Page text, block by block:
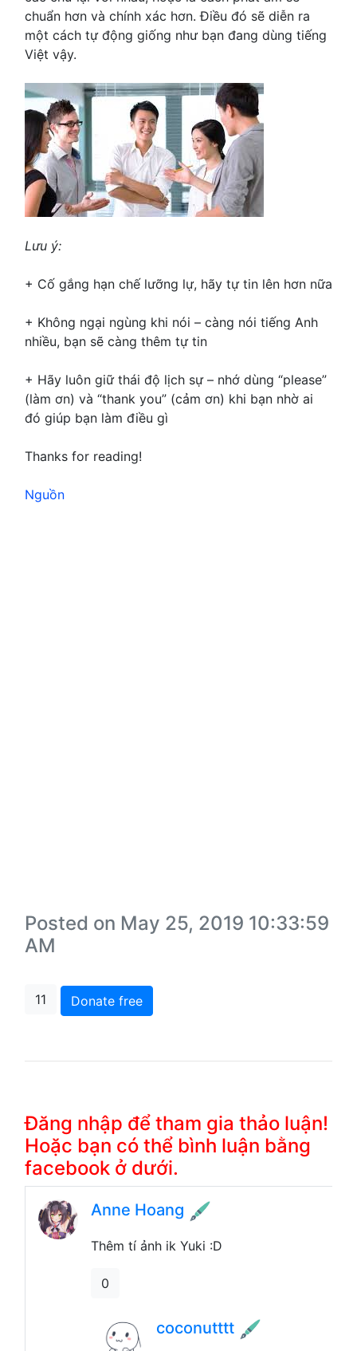
chuẩn hơn và chính xác hơn. Điều đó sẽ diễn ra
một cách tự động giống như bạn đang dùng tiếng
Việt vậy.
Lưu ý:
+ Cố gắng hạn chế lưỡng lự, hãy tự tin lên hơn nữa
+ Không ngại ngùng khi nói – càng nói tiếng Anh
nhiều, bạn sẽ càng thêm tự tin
+ Hãy luôn giữ thái độ lịch sự – nhớ dùng “please”
(làm ơn) và “thank you” (cảm ơn) khi bạn nhờ ai
đó giúp bạn làm điều gì
Thanks for reading!
Nguồn
Posted on May 25, 2019 10:33:59
AM
11 Donate free
Đăng nhập để tham gia thảo luận!
Hoặc bạn có thể bình luận bằng
facebook ở dưới.
Anne Hoang
Thêm tí ảnh ik Yuki :D
0
coconutttt